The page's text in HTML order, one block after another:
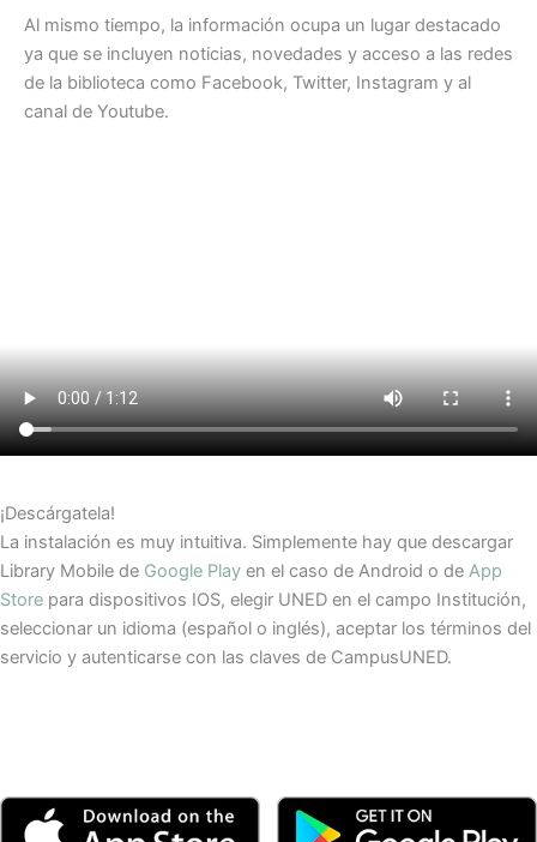
Al mismo tiempo, la información ocupa un lugar destacado
ya que se incluyen noticias, novedades y acceso a las redes
de la biblioteca como Facebook, Twitter, Instagram y al
canal de Youtube.
¡Descárgatela!
La instalación es muy intuitiva. Simplemente hay que descargar
Library Mobile de Google Play en el caso de Android o de App
Store para dispositivos IOS, elegir UNED en el campo Institución,
seleccionar un idioma (español o inglés), aceptar los términos del
servicio y autenticarse con las claves de CampusUNED.